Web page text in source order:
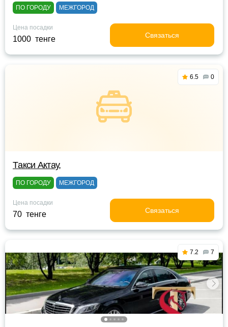
ПО ГОРОДУ МЕЖГОРОД
Цена посадки
1000 тенге Связаться
6.5 0
Tакси Актау,
ПО ГОРОДУ МЕЖГОРОД
Цена посадки
70 тенге Связаться
7.2 7